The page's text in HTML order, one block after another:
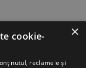
×
cookie-
reclamele și